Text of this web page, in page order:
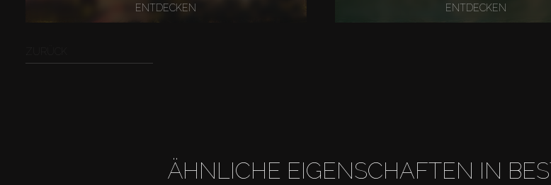
ENTDECKEN ENTDECKEN
ÄHNLICHE EIGENSCHAFTEN IN